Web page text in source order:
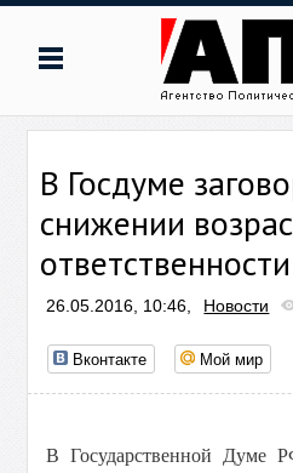
В Госдуме
снижении
ответственности
26.05.2016, 10:46, Новости
Вконтакте Мой мир
В Государственной Думе